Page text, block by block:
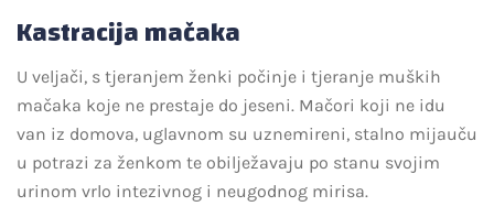
Kastracija mačaka
U veljači, s tjeranjem ženki počinje i tjeranje muških
mačaka koje ne prestaje do jeseni. Mačori koji ne idu
van iz domova, uglavnom su uznemireni, stalno mijauču
u potrazi za ženkom te obilježavaju po stanu svojim
urinom vrlo intezivnog i neugodnog mirisa.